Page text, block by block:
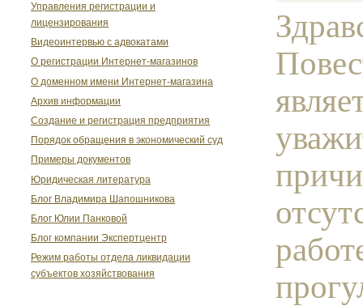
Управления регистрации и
лицензирования
Видеоинтервью с адвокатами
О регистрации Интернет-магазинов
О доменном имени Интернет-магазина
Архив информации
Создание и регистрация предприятия
Порядок обращения в экономический суд
Примеры документов
Юридическая литература
Блог Владимира Шапошникова
Блог Юлии Панковой
Блог компании Экспертцентр
Режим работы отдела ликвидации
субъектов хозяйствования